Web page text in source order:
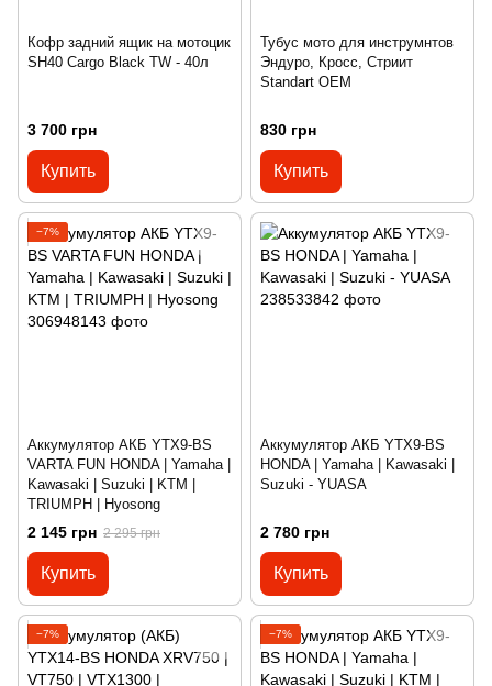
Кофр задний ящик на мотоцик
SH40 Cargo Black TW - 40л
3 700 грн
Купить
Тубус мото для инструмнтов
Эндуро, Кросс, Стриит
Standart OEM
830 грн
Купить
−7%
Аккумулятор АКБ YTX9-BS
VARTA FUN HONDA | Yamaha |
Kawasaki | Suzuki | KTM |
TRIUMPH | Hyosong
2 145 грн 2 295 грн
Купить
Аккумулятор АКБ YTX9-BS
HONDA | Yamaha | Kawasaki |
Suzuki - YUASA
2 780 грн
Купить
−7% −7%